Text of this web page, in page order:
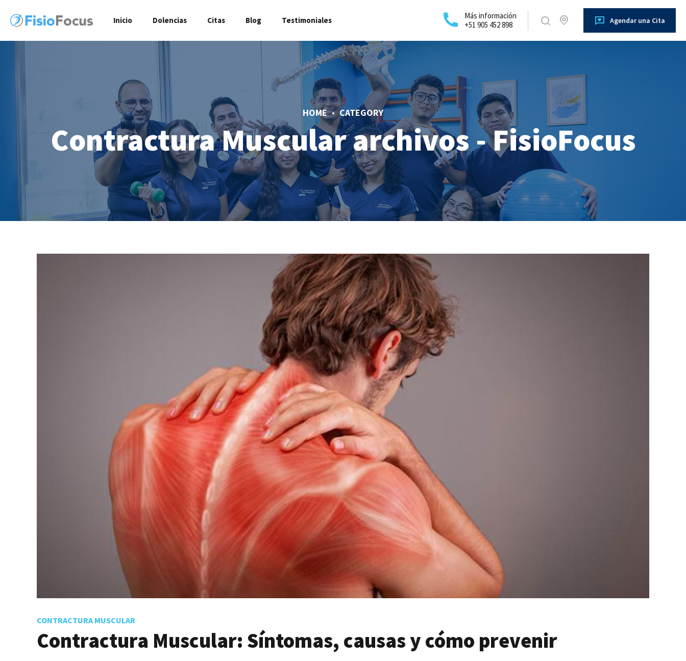
Más información
+51 905 452 898
Agendar una Cita
Inicio Dolencias Citas Blog Testimoniales
HOME CATEGORY
Contractura Muscular archivos - FisioFocus
CONTRACTURA MUSCULAR
Contractura Muscular: Síntomas, causas y cómo prevenir